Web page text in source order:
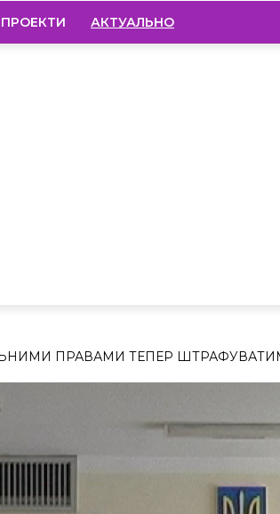
АКТУАЛЬНО
ПРАВАМИ ТЕПЕР